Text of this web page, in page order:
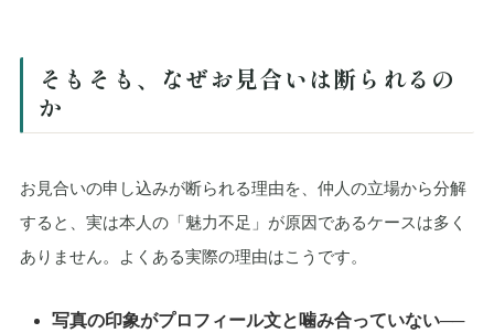
そもそも、なぜお見合いは断られるの
か
お見合いの申し込みが断られる理由を、仲人の立場から分解
すると、実は本人の「魅力不足」が原因であるケースは多く
ありません。よくある実際の理由はこうです。
写真の印象がプロフィール文と噛み合っていない──